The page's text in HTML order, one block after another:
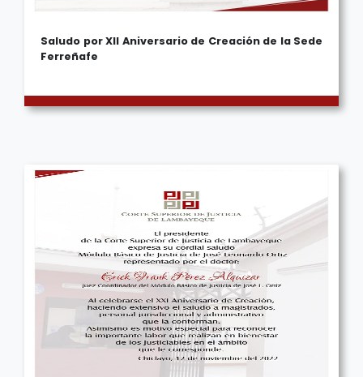
Saludo por XII Aniversario de Creación de la Sede
Ferreñafe